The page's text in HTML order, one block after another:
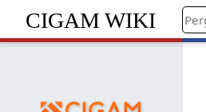
CIGAM WIKI